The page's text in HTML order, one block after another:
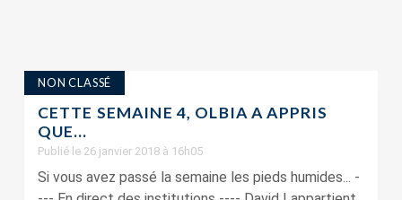
NON CLASSÉ
CETTE SEMAINE 4, OLBIA A APPRIS
QUE…
Publié le 26 janvier 2018 à 16h05
Si vous avez passé la semaine les pieds humides... -